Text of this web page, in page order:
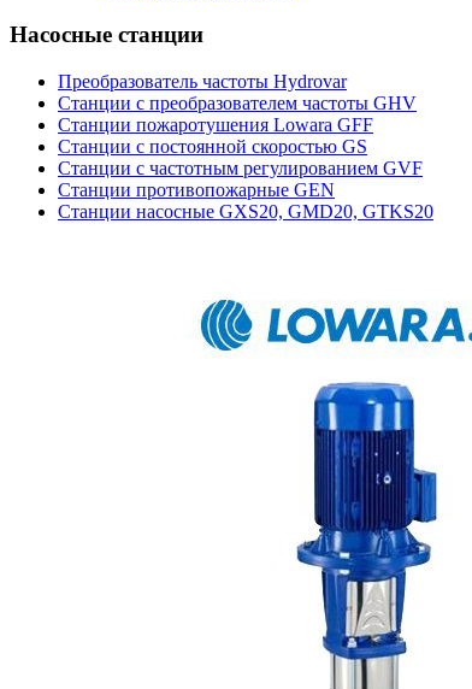
Насосные станции
Преобразователь частоты Hydrovar
Станции с преобразователем частоты GHV
Станции пожаротушения Lowara GFF
Станции с постоянной скоростью GS
Станции с частотным регулированием GVF
Станции противопожарные GEN
Станции насосные GXS20, GMD20, GTKS20